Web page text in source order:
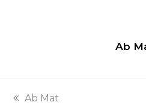
Ab
previous
Ab Mat